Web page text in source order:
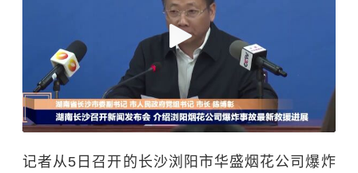
记者从5日召开的长沙浏阳市华盛烟花公司爆炸